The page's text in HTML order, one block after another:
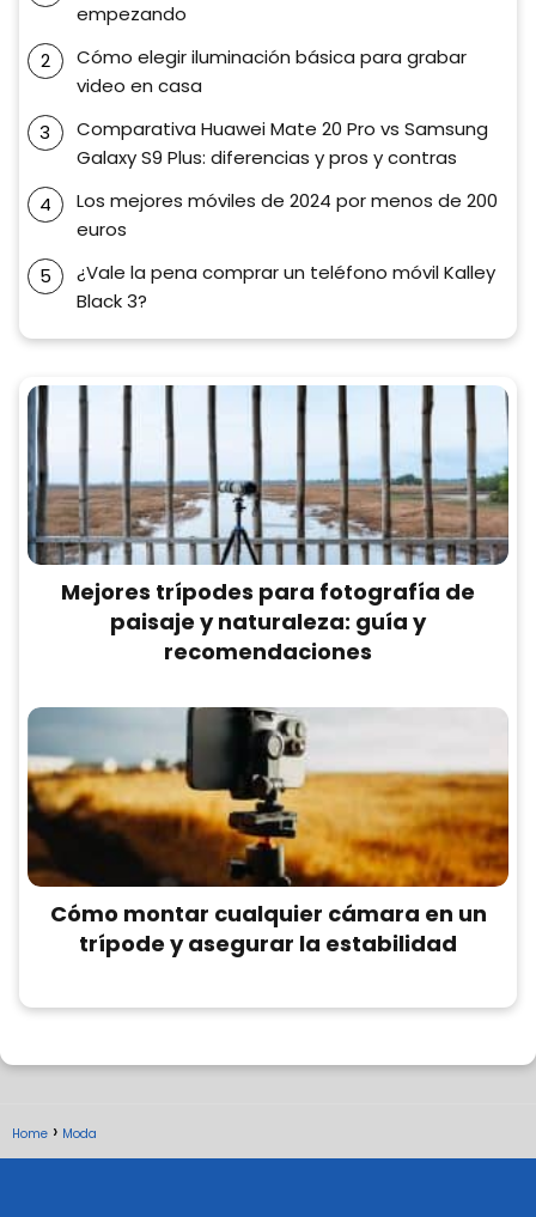
empezando
Cómo elegir iluminación básica para grabar
video en casa
Comparativa Huawei Mate 20 Pro vs Samsung
Galaxy S9 Plus: diferencias y pros y contras
Los mejores móviles de 2024 por menos de 200
euros
¿Vale la pena comprar un teléfono móvil Kalley
Black 3?
Mejores trípodes para fotografía de
paisaje y naturaleza: guía y
recomendaciones
Cómo montar cualquier cámara en un
trípode y asegurar la estabilidad
Home Moda